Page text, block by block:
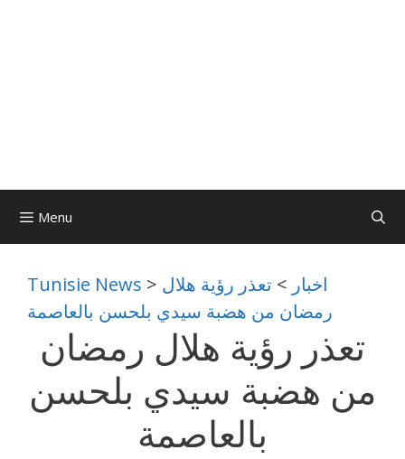
Menu
Tunisie News > اخبار > تعذر رؤية هلال
رمضان من هضبة سيدي بلحسن بالعاصمة
تعذر رؤية هلال رمضان
من هضبة سيدي بلحسن
بالعاصمة